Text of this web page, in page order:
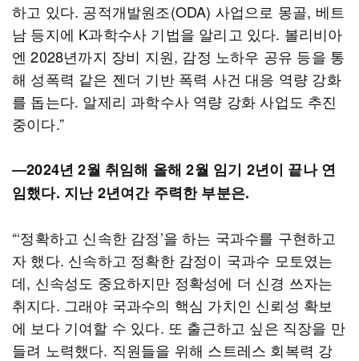
하고 있다. 공적개발원조(ODA) 사업으로 몽골, 베트
남 등지에 K과학수사 기법을 알리고 있다. 볼리비아
엔 2028년까지 장비 지원, 감정 노하우 공유 등을 통
해 성폭력 같은 젠더 기반 폭력 사건 대응 역량 강화
를 돕는다. 알제리 과학수사 역량 강화 사업도 추진
중이다.”
―2024년 2월 취임해 올해 2월 임기 2년이 끝나 연
임했다. 지난 2년여간 주력한 부분은.
“‘정확하고 신속한 감정’을 하는 국과수를 구현하고
자 했다. 신속하고 정확한 감정이 국과수 모토였는
데, 신속성도 중요하지만 정확성에 더 신경 쓰자는
취지다. 그래야 국과수의 핵심 가치인 신뢰성 확보
에 보다 기여할 수 있다. 또 출근하고 싶은 직장을 만
들려 노력했다. 직원들을 위해 스트레스 회복력 강